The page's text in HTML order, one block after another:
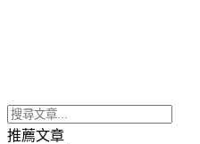
推薦文章